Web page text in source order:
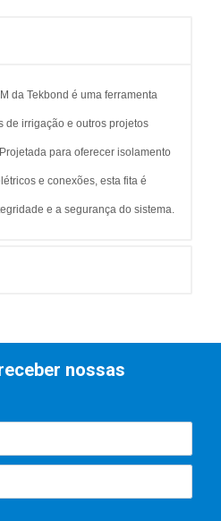
da Tekbond é uma ferramenta
de irrigação e outros projetos
para oferecer isolamento
e conexões, esta fita é
e a segurança do sistema.
nossas